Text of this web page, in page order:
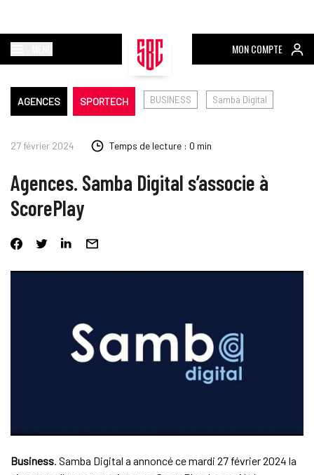
MON COMPTE
AGENCES SPORTECH BUSINESS Samba Digital
27 février 2024 Temps de lecture : 0 min
Agences. Samba Digital s’associe à
ScorePlay
Business. Samba Digital a annoncé ce mardi 27 février 2024 la